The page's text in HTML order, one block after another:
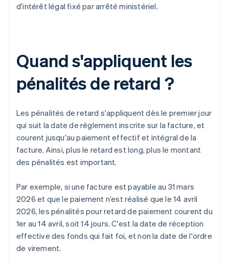
d'intérêt légal fixé par arrêté ministériel.
Quand s'appliquent les
pénalités de retard ?
Les pénalités de retard s'appliquent dès le premier jour
qui suit la date de règlement inscrite sur la facture, et
courent jusqu'au paiement effectif et intégral de la
facture. Ainsi, plus le retard est long, plus le montant
des pénalités est important.
Par exemple, si une facture est payable au 31 mars
2026 et que le paiement n’est réalisé que le 14 avril
2026, les pénalités pour retard de paiement courent du
1er au 14 avril, soit 14 jours. C'est la date de réception
effective des fonds qui fait foi, et non la date de l'ordre
de virement.